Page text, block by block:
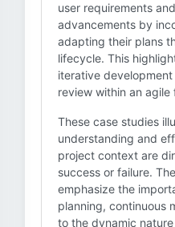
user requirements
advancements by
adapting their plans
lifecycle. This
iterative
review within an agile
These case studies
understanding and
project context are
success or failure.
emphasize the
planning, continuous
to the dynamic